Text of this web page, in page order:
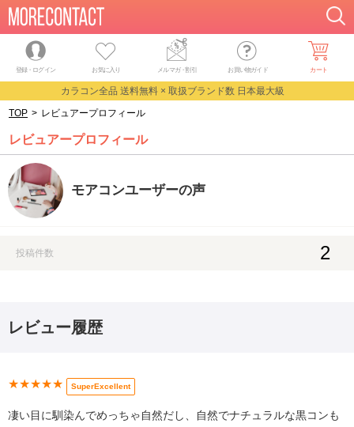
登録・ログイン お気に入り メルマガ・割引 お買い物ガイド カート
カラコン全品 送料無料 × 取扱ブランド数 日本最大級
TOP > レビュアープロフィール
レビュアープロフィール
モアコンユーザーの声
投稿件数 2
レビュー履歴
★★★★★ SuperExcellent
凄い目に馴染んでめっちゃ自然だし、自然でナチュラルな黒コンも